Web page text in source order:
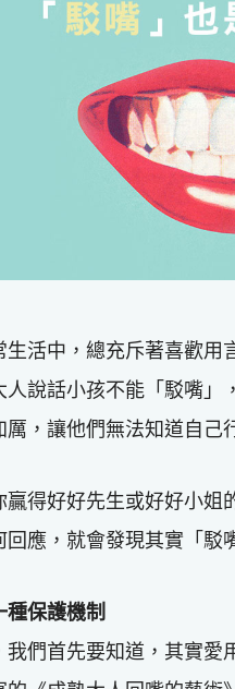
生活中，總充斥著喜歡
說話小孩不能「駁嘴」
，讓他們無法知道自己
贏得好好先生或好好小
應，就會發現其實「駁
保護機制
們首先要知道，其實